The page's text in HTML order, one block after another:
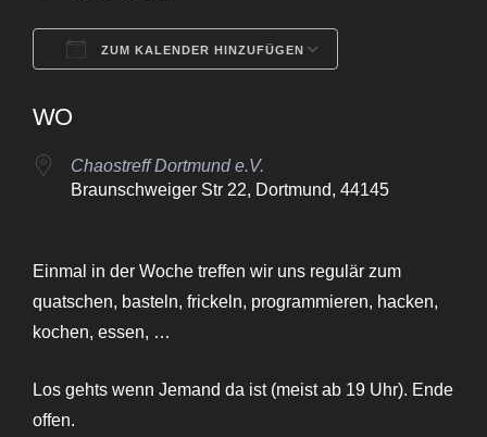
ZUM KALENDER HINZUFÜGEN
WO
Chaostreff Dortmund e.V.
Braunschweiger Str 22, Dortmund, 44145
Einmal in der Woche treffen wir uns regulär zum
quatschen, basteln, frickeln, programmieren, hacken,
kochen, essen, …
Los gehts wenn Jemand da ist (meist ab 19 Uhr). Ende
offen.